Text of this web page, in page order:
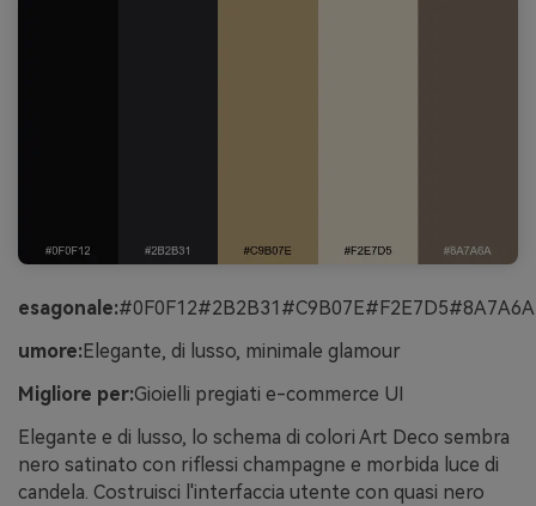
esagonale:#0F0F12#2B2B31#C9B07E#F2E7D5#8A7A6A
umore:Elegante, di lusso, minimale glamour
Migliore per:Gioielli pregiati e-commerce UI
Elegante e di lusso, lo schema di colori Art Deco sembra
nero satinato con riflessi champagne e morbida luce di
candela. Costruisci l'interfaccia utente con quasi nero